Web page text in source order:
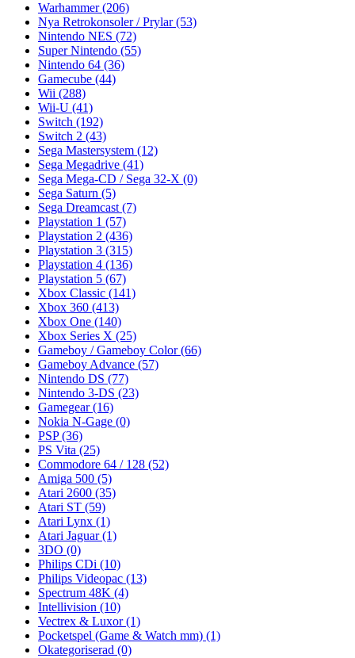
Warhammer(206)
Nya Retrokonsoler / Prylar(53)
Nintendo NES (72)
Super Nintendo (55)
Nintendo 64 (36)
Gamecube (44)
Wii (288)
Wii-U (41)
Switch (192)
Switch 2 (43)
Sega Mastersystem (12)
Sega Megadrive (41)
Sega Mega-CD / Sega 32-X (0)
Sega Saturn (5)
Sega Dreamcast (7)
Playstation 1 (57)
Playstation 2 (436)
Playstation 3 (315)
Playstation 4 (136)
Playstation 5 (67)
Xbox Classic (141)
Xbox 360 (413)
Xbox One (140)
Xbox Series X (25)
Gameboy / Gameboy Color(66)
Gameboy Advance (57)
Nintendo DS (77)
Nintendo 3-DS (23)
Gamegear(16)
Nokia N-Gage (0)
PSP(36)
PS Vita (25)
Commodore 64 / 128 (52)
Amiga 500 (5)
Atari 2600 (35)
Atari ST (59)
Atari Lynx (1)
Atari Jaguar(1)
3DO (0)
Philips CDi (10)
Philips Videopac (13)
Spectrum 48K (4)
Intellivision (10)
Vectrex & Luxor(1)
Pocketspel (Game & Watch mm) (1)
Okategoriserad (0)